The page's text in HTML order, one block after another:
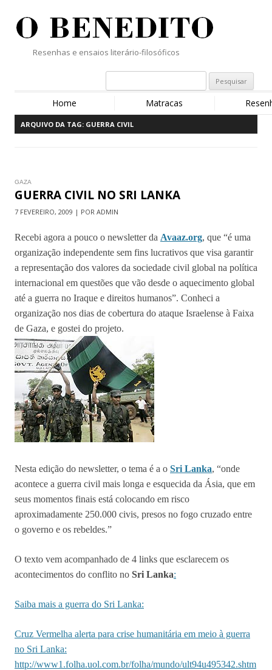
Resenhas e ensaios literário-filosóficos
Home Matracas
ARQUIVO DA TAG: GUERRA CIVIL
GAZA
GUERRA CIVIL NO SRI LANKA
7 FEVEREIRO, 2009 | POR ADMIN
Recebi agora a pouco o newsletter da Avaaz.org, que “é uma
organização independente sem fins lucrativos que visa garantir
a representação dos valores da sociedade civil global na política
internacional em questões que vão desde o aquecimento global
até a guerra no Iraque e direitos humanos”. Conheci a
organização nos dias de cobertura do ataque Israelense à Faixa
de Gaza, e gostei do projeto.
Nesta edição do newsletter, o tema é a o Sri Lanka, “onde
acontece a guerra civil mais longa e esquecida da Ásia, que em
seus momentos finais está colocando em risco
aproximadamente 250.000 civis, presos no fogo cruzado entre
o governo e os rebeldes.”
O texto vem acompanhado de 4 links que esclarecem os
acontecimentos do conflito no Sri Lanka:
Saiba mais a guerra do Sri Lanka:
Cruz Vermelha alerta para crise humanitária em meio à guerra
no Sri Lanka:
http://www1.folha.uol.com.br/folha/mundo/ult94u495342.shtm